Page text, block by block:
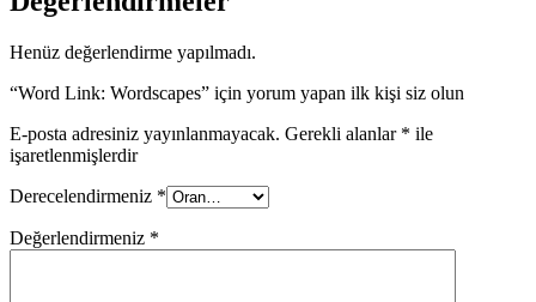
Henüz değerlendirme yapılmadı.
“Word Link: Wordscapes” için yorum yapan ilk kişi siz olun
E-posta adresiniz yayınlanmayacak. Gerekli alanlar * ile
işaretlenmişlerdir
Derecelendirmeniz *
Değerlendirmeniz *